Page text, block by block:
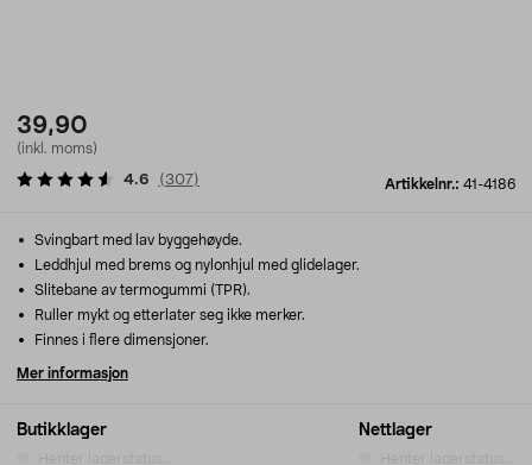
39,90
(inkl. moms)
Artikkelnr.: 41-4186
4.6 (307)
Butikklager Nettlager
Svingbart med lav byggehøyde.
Leddhjul med brems og nylonhjul med glidelager.
Slitebane av termogummi (TPR).
Ruller mykt og etterlater seg ikke merker.
Finnes i flere dimensjoner.
Mer informasjon